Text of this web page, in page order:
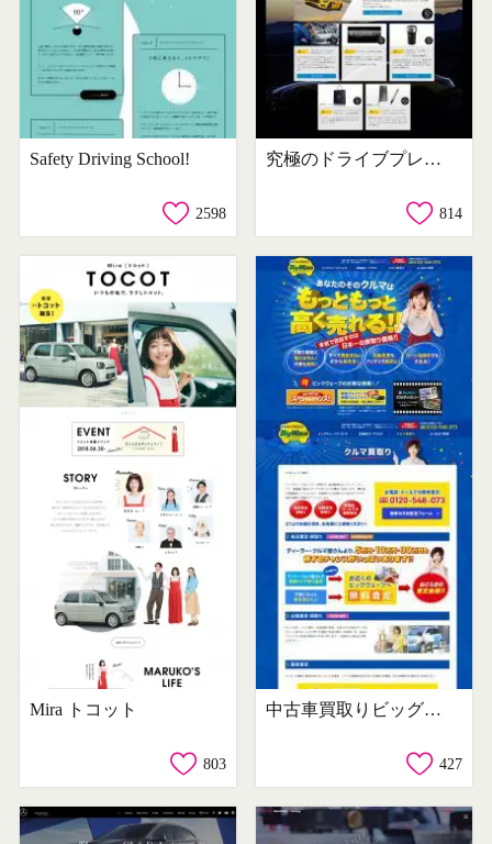
Safety Driving School!
2598
究極のドライブプレゼントキャンペーン
814
Mira トコット
803
中古車買取りビッグウェーブ
427